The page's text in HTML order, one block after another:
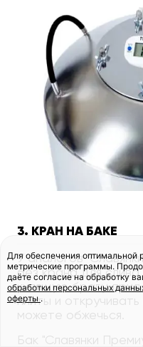
3. КРАН НА БАКЕ
У аналогов
без крана для
кипящую брагу,
плиты и
можете обжечься.
Бак "Славянки
Для обеспечения оптимальной
метрические программы.
даёте согласие на обработку
обработки персональных
оферты.